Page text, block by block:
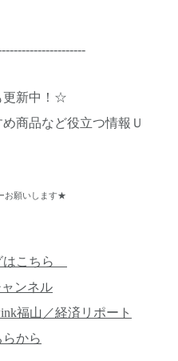
更新中！☆
商品など役立つ情報Ｕ
お願いします★
はこちら
ンネル
福山／経済リポート
から